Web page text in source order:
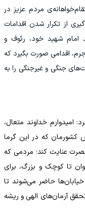
مردم عزیز در
از تکرار شدن اقدامات
امام شهید خود، رئوف و
اقدامی صورت بگیرد که
جنگی و غیرجنگی را به
امیدوارم خداوند متعال،
کشورمان که در این گرما
نصرت عنایت کند؛ مردمی که
تا کوچک و بزرگ، برای
حاضر می‌شوند تا
آرمان‌های الهی و ریشه